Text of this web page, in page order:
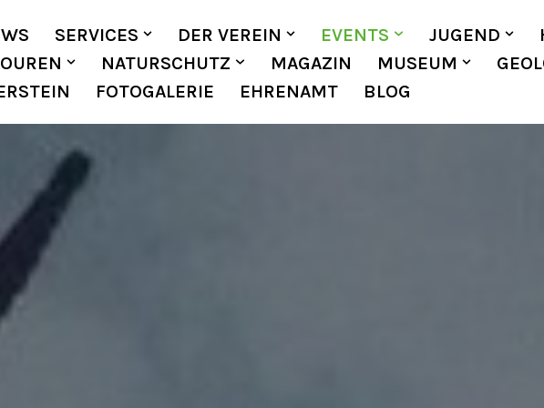
SERVICES DER VEREIN EVENTS JUGEND
NATURSCHUTZ MAGAZIN MUSEUM
FOTOGALERIE EHRENAMT BLOG